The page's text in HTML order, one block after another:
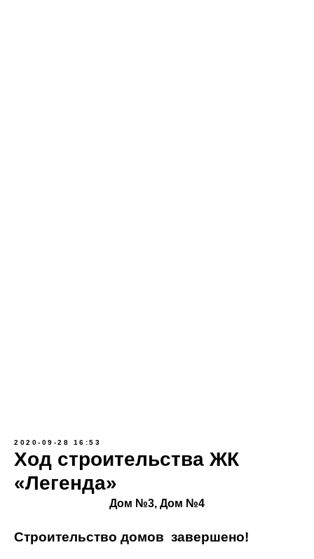
2020-09-28 16:53
Ход строительства ЖК
«Легенда»
Дом №3, Дом №4
Строительство домов завершено!